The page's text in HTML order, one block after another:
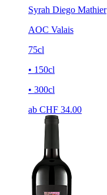
Syrah Diego Mathier
AOC Valais
75cl
• 150cl
• 300cl
ab CHF 34.00